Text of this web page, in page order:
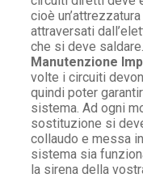
cioè
attraversati
che si deve
Manutenzione
volte i circuiti
quindi poter
sistema. Ad ogni
sostituzione si
collaudo e messa
sistema sia
la sirena della